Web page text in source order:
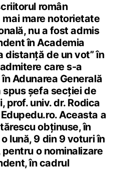
român
mare notorietate
nu a fost admis
în Academia
distanță de un vot” în
care s-a
Adunarea Generală
spus șefa secției de
prof. univ. dr. Rodica
Aceasta a
obținuse, în
lună, 9 din 9 voturi în
o nominalizare
în cadrul